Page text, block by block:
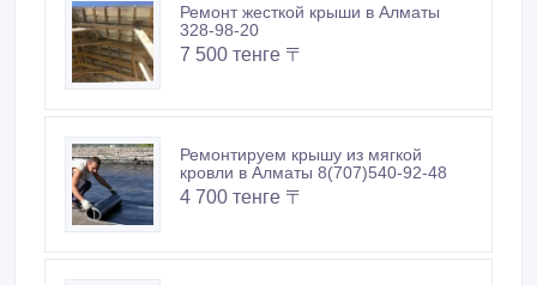
Ремонт жесткой крыши в Алматы
328-98-20
7 500 тенге 〒
Ремонтируем крышу из мягкой
кровли в Алматы 8(707)540-92-48
4 700 тенге 〒